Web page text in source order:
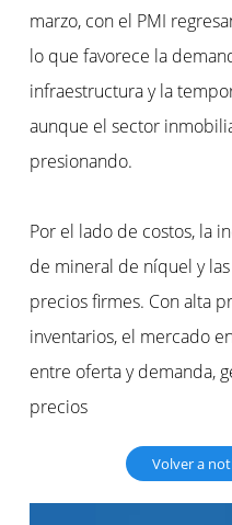
marzo, con el PMI
lo que favorece la
infraestructura y la
aunque el sector
presionando.
Por el lado de costos, la
de mineral de níquel y
precios firmes. Con alta
inventarios, el mercado
entre oferta y demanda,
precios
Volver a